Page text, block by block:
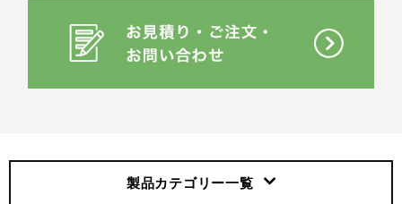
製品カテゴリー一覧